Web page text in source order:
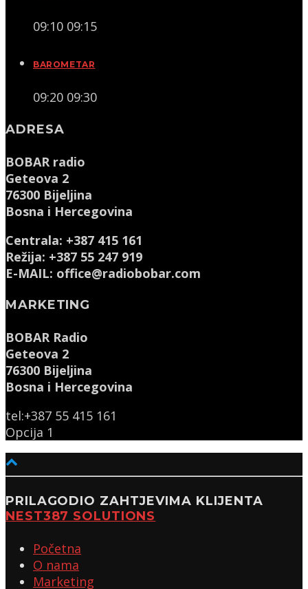
09:10 09:15
BAROMETAR
09:20 09:30
ADRESA
BOBAR radio
Geteova 2
76300 Bijeljina
Bosna i Hercegovina
Centrala: +387 415 161
Režija: +387 55 247 919
E-MAIL: office@radiobobar.com
MARKETING
BOBAR Radio
Geteova 2
76300 Bijeljina
Bosna i Hercegovina
tel:+387 55 415 161
Opcija 1
PRILAGODIO ZAHTJEVIMA KLIJENTA
NEST387 SOLUTIONS
Početna
O nama
Marketing